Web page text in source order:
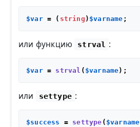
$var = ( string ) $varname
или функцию strval :
$var = strval ( $varname
или settype :
$success = settype ( $varname